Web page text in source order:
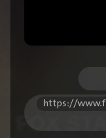
https://